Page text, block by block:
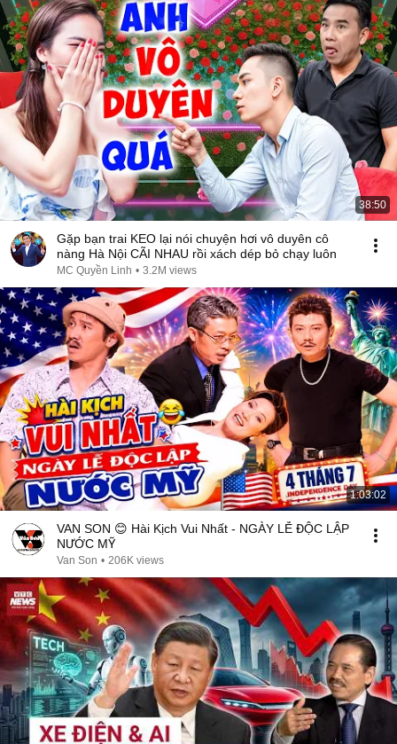
38:50
Gặp bạn trai KEO lại nói chuyện hơi vô duyên cô
nàng Hà Nội CÃI NHAU rồi xách dép bỏ chạy luôn
MC Quyền Linh • 3.2M views
1:03:02
VAN SON 😊 Hài Kịch Vui Nhất - NGÀY LỄ ĐỘC LẬP
NƯỚC MỸ
Van Son • 206K views